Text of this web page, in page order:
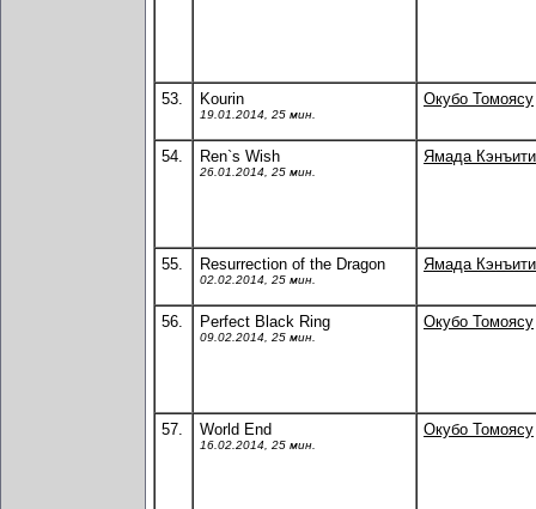
53. Kourin
19.01.2014, 25 мин.
Окубо Томоясу
54. Ren`s Wish
26.01.2014, 25 мин.
Ямада Кэнъити
55. Resurrection of the Dragon
02.02.2014, 25 мин.
Ямада Кэнъити
56. Perfect Black Ring
09.02.2014, 25 мин.
Окубо Томоясу
57. World End
16.02.2014, 25 мин.
Окубо Томоясу